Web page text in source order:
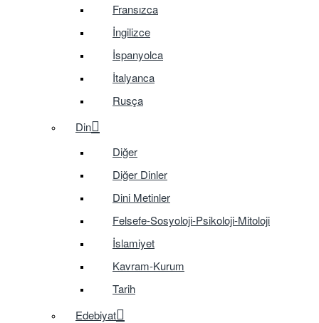
Fransızca
İngilizce
İspanyolca
İtalyanca
Rusça
Din
Diğer
Diğer Dinler
Dini Metinler
Felsefe-Sosyoloji-Psikoloji-Mitoloji
İslamiyet
Kavram-Kurum
Tarih
Edebiyat